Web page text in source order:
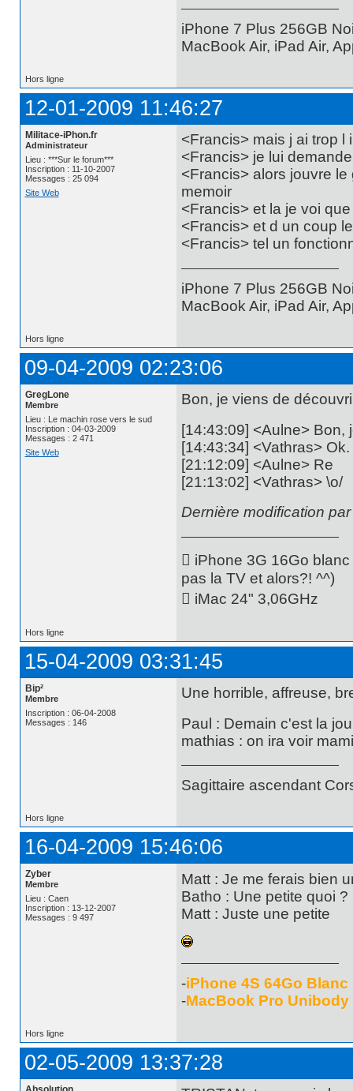
iPhone 7 Plus 256GB
MacBook Air, iPad Air,
Hors ligne
12-01-2009 11:46:27
Militace-iPhon.fr
Administrateur
Lieu : ***Sur le forum***
Inscription : 11-10-2007
Messages : 25 094
Site Web
<Francis> mais j ai trop l
<Francis> je lui
<Francis> alors jouvre
memoir
<Francis> et la je voi
<Francis> et d un coup
<Francis> tel un
iPhone 7 Plus 256GB
MacBook Air, iPad Air,
Hors ligne
09-04-2009 02:23:06
GregLone
Membre
Lieu : Le machin rose vers le sud
Inscription : 04-03-2009
Messages : 2 471
Site Web
Bon, je viens de
[14:43:09] <Aulne> Bon,
[14:43:34] <Vathras> Ok.
[21:12:09] <Aulne> Re
[21:13:02] <Vathras> \o/
Dernière modification
 iPhone 3G 16Go
pas la TV et alors?! ^^)
 iMac 24" 3,06GHz
Hors ligne
15-04-2009 03:31:45
Bip²
Membre
Inscription : 06-04-2008
Messages : 146
Une horrible, affreuse,
Paul : Demain c'est la
mathias : on ira voir
Sagittaire ascendant
Hors ligne
16-04-2009 15:46:06
Zyber
Membre
Lieu : Caen
Inscription : 13-12-2007
Messages : 9 497
Matt : Je me ferais bien
Batho : Une petite quoi ?
Matt : Juste une petite
-iPhone 4S 64Go Blanc
-MacBook Pro Unibody
Hors ligne
02-05-2009 13:37:28